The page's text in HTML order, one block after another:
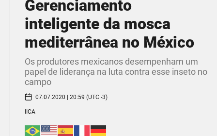
Gerenciamento
inteligente da mosca
mediterrânea no México
Os produtores mexicanos desempenham um
papel de liderança na luta contra esse inseto no
campo
07.07.2020 | 20:59 (UTC -3)
IICA